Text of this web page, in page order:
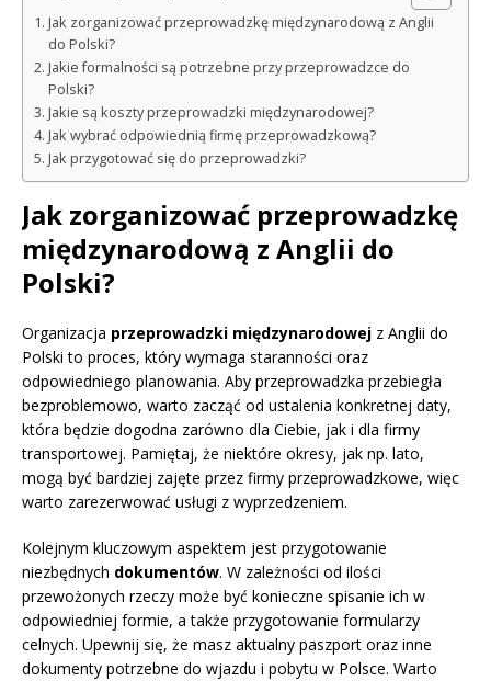
Jak zorganizować przeprowadzkę międzynarodową z Anglii
do Polski?
Jakie formalności są potrzebne przy przeprowadzce do
Polski?
Jakie są koszty przeprowadzki międzynarodowej?
Jak wybrać odpowiednią firmę przeprowadzkową?
Jak przygotować się do przeprowadzki?
Jak zorganizować przeprowadzkę
międzynarodową z Anglii do
Polski?
Organizacja przeprowadzki międzynarodowej z Anglii do
Polski to proces, który wymaga staranności oraz
odpowiedniego planowania. Aby przeprowadzka przebiegła
bezproblemowo, warto zacząć od ustalenia konkretnej daty,
która będzie dogodna zarówno dla Ciebie, jak i dla firmy
transportowej. Pamiętaj, że niektóre okresy, jak np. lato,
mogą być bardziej zajęte przez firmy przeprowadzkowe, więc
warto zarezerwować usługi z wyprzedzeniem.
Kolejnym kluczowym aspektem jest przygotowanie
niezbędnych dokumentów. W zależności od ilości
przewożonych rzeczy może być konieczne spisanie ich w
odpowiedniej formie, a także przygotowanie formularzy
celnych. Upewnij się, że masz aktualny paszport oraz inne
dokumenty potrzebne do wjazdu i pobytu w Polsce. Warto